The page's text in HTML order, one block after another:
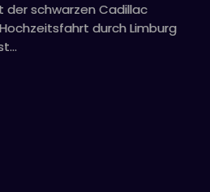
der schwarzen Cadillac
durch Limburg